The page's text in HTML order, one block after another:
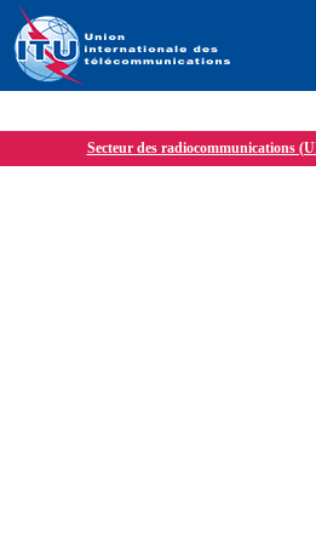
Secteur des radiocommunications